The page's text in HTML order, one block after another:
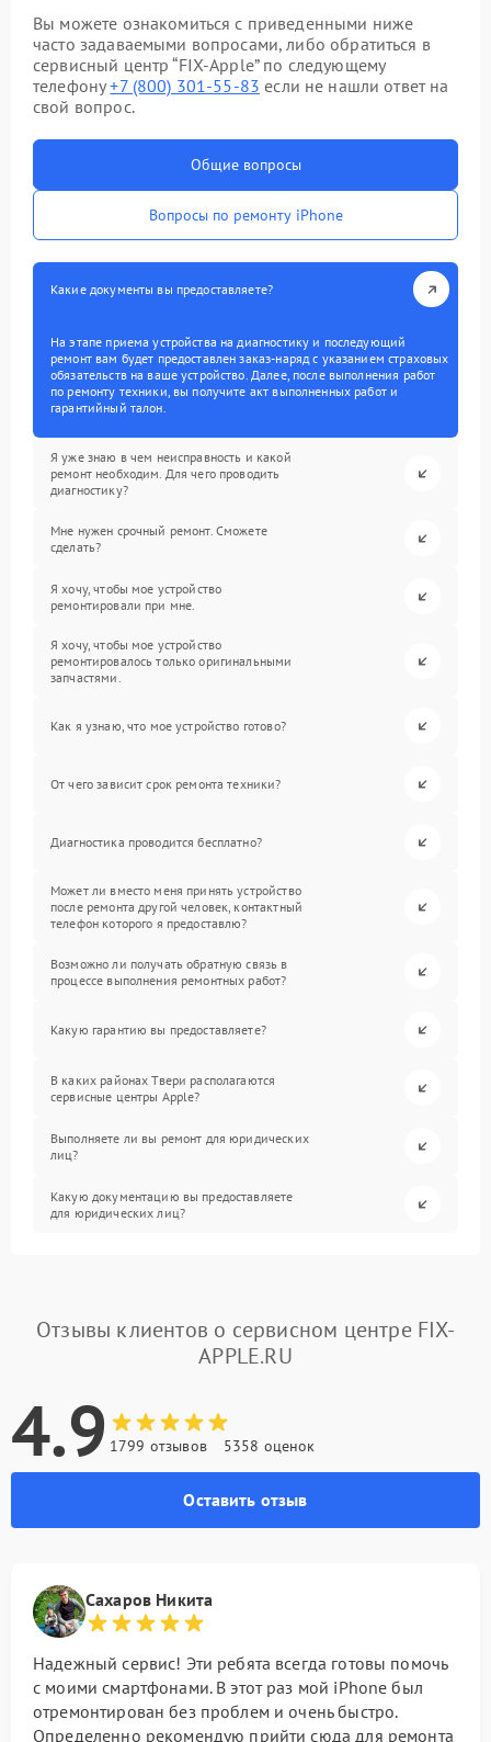
Вы можете ознакомиться с приведенными ниже
часто задаваемыми вопросами, либо обратиться в
сервисный центр “FIX-Apple” по следующему
телефону+7 (800) 301-55-83 если не нашли ответ на
свой вопрос.
Общие вопросы
Вопросы по ремонту iPhone
Какие документы вы предоставляете?
На этапе приема устройства на диагностику и последующий
ремонт вам будет предоставлен заказ-наряд с указанием страховых
обязательств на ваше устройство. Далее, после выполнения работ
по ремонту техники, вы получите акт выполненных работ и
гарантийный талон.
Я уже знаю в чем неисправность и какой
ремонт необходим. Для чего проводить
диагностику?
Мне нужен срочный ремонт. Сможете
сделать?
Я хочу, чтобы мое устройство
ремонтировали при мне.
Я хочу, чтобы мое устройство
ремонтировалось только оригинальными
запчастями.
Как я узнаю, что мое устройство готово?
От чего зависит срок ремонта техники?
Диагностика проводится бесплатно?
Может ли вместо меня принять устройство
после ремонта другой человек, контактный
телефон которого я предоставлю?
Возможно ли получать обратную связь в
процессе выполнения ремонтных работ?
Какую гарантию вы предоставляете?
В каких районах Твери располагаются
сервисные центры Apple?
Выполняете ли вы ремонт для юридических
лиц?
Какую документацию вы предоставляете
для юридических лиц?
Отзывы клиентов о сервисном центре FIX-
APPLE.RU
4.9 1799 отзывов 5358 оценок
Оставить отзыв
Сахаров Никита
Надежный сервис! Эти ребята всегда готовы помочь
с моими смартфонами. В этот раз мой iPhone был
отремонтирован без проблем и очень быстро.
Определенно рекомендую прийти сюда для ремонта